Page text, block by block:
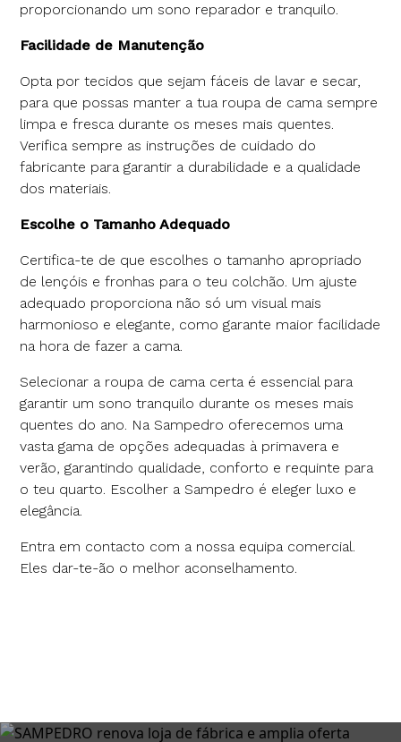
proporcionando um sono reparador e tranquilo.
Facilidade de Manutenção
Opta por tecidos que sejam fáceis de lavar e secar,
para que possas manter a tua roupa de cama sempre
limpa e fresca durante os meses mais quentes.
Verifica sempre as instruções de cuidado do
fabricante para garantir a durabilidade e a qualidade
dos materiais.
Escolhe o Tamanho Adequado
Certifica-te de que escolhes o tamanho apropriado
de lençóis e fronhas para o teu colchão. Um ajuste
adequado proporciona não só um visual mais
harmonioso e elegante, como garante maior facilidade
na hora de fazer a cama.
Selecionar a roupa de cama certa é essencial para
garantir um sono tranquilo durante os meses mais
quentes do ano. Na Sampedro oferecemos uma
vasta gama de opções adequadas à primavera e
verão, garantindo qualidade, conforto e requinte para
o teu quarto. Escolher a Sampedro é eleger luxo e
elegância.
Entra em contacto com a nossa equipa comercial.
Eles dar-te-ão o melhor aconselhamento.